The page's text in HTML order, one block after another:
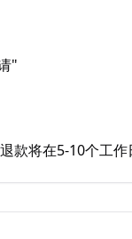
"
将在5-10个工作